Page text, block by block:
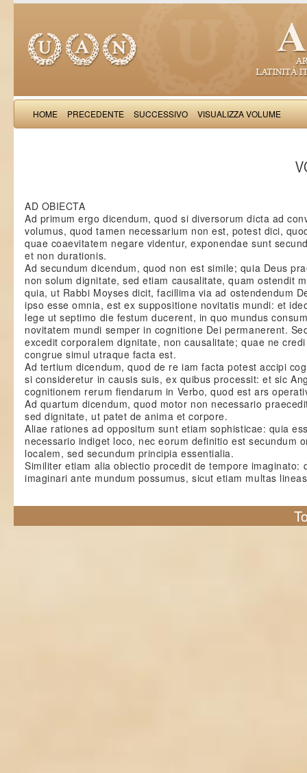
HOME PRECEDENTE SUCCESSIVO VISUALIZZA VOLUME
AD OBIECTA
Ad primum ergo dicendum, quod si diversorum dicta ad
volumus, quod tamen necessarium non est, potest dici,
quae coaevitatem negare videntur, exponendae sunt
et non durationis.
Ad secundum dicendum, quod non est simile; quia Deus
non solum dignitate, sed etiam causalitate, quam ostendit
quia, ut Rabbi Moyses dicit, facillima via ad ostendendum
ipso esse omnia, est ex suppositione novitatis mundi: et
lege ut septimo die festum ducerent, in quo mundus
novitatem mundi semper in cognitione Dei permanerent.
excedit corporalem dignitate, non causalitate; quae ne
congrue simul utraque facta est.
Ad tertium dicendum, quod de re iam facta potest accipi
si consideretur in causis suis, ex quibus processit: et sic
cognitionem rerum fiendarum in Verbo, quod est ars
Ad quartum dicendum, quod motor non necessario
sed dignitate, ut patet de anima et corpore.
Aliae rationes ad oppositum sunt etiam sophisticae: quia
necessario indiget loco, nec eorum definitio est secundum
localem, sed secundum principia essentialia.
Similiter etiam alia obiectio procedit de tempore imaginato:
imaginari ante mundum possumus, sicut etiam multas